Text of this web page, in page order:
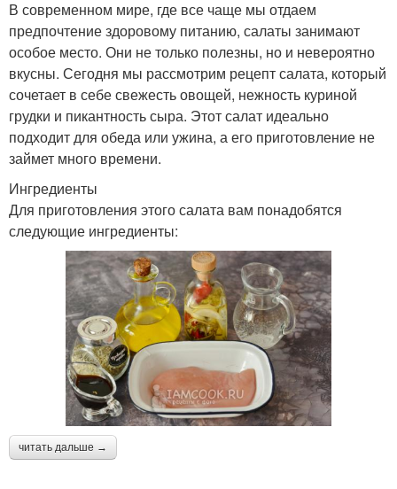
В современном мире, где все чаще мы отдаем
предпочтение здоровому питанию, салаты занимают
особое место. Они не только полезны, но и невероятно
вкусны. Сегодня мы рассмотрим рецепт салата, который
сочетает в себе свежесть овощей, нежность куриной
грудки и пикантность сыра. Этот салат идеально
подходит для обеда или ужина, а его приготовление не
займет много времени.
Ингредиенты
Для приготовления этого салата вам понадобятся
следующие ингредиенты:
читать дальше →